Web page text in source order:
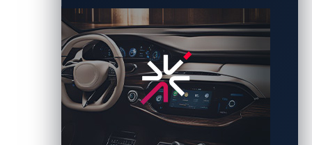
are considered legitimate if signed with the
compromised key, enabling remote code execution
The researchers found a function called execute_rce,
but it turned out to be a legitimate API within the
product. However, the vulnerability arises from the
ease with which the encryption key — used for